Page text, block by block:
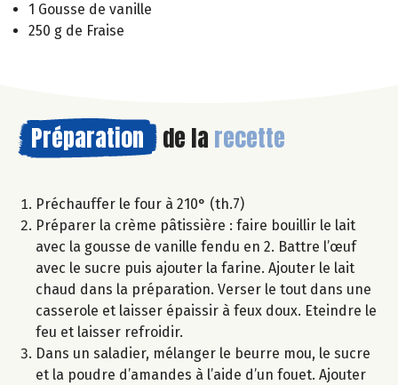
1 Gousse de vanille
250 g de Fraise
Préparation de la recette
Préchauffer le four à 210° (th.7)
Préparer la crème pâtissière : faire bouillir le lait
avec la gousse de vanille fendu en 2. Battre l’œuf
avec le sucre puis ajouter la farine. Ajouter le lait
chaud dans la préparation. Verser le tout dans une
casserole et laisser épaissir à feux doux. Eteindre le
feu et laisser refroidir.
Dans un saladier, mélanger le beurre mou, le sucre
et la poudre d’amandes à l’aide d’un fouet. Ajouter